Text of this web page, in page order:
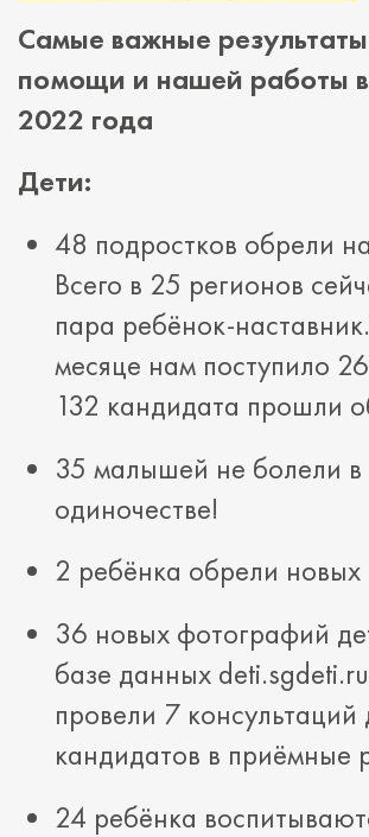
Самые важные
помощи и нашей работы в
2022 года
Дети:
48 подростков обрели
Всего в 25 регионов
пара ребёнок-
месяце нам поступило
132 кандидата прошли
35 малышей не болели в
одиночестве!
2 ребёнка обрели новых
36 новых фотографий
базе данных
провели 7 консультаций
кандидатов в приёмные
24 ребёнка